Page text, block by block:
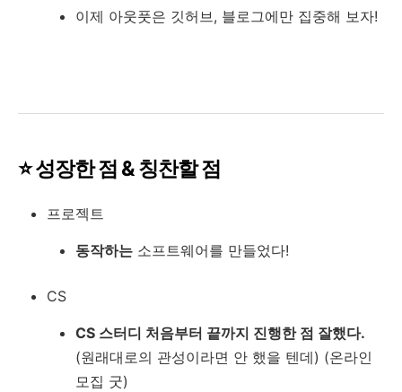
이제 아웃풋은 깃허브, 블로그에만 집중해 보자!
⭐️ 성장한 점 & 칭찬할 점
프로젝트
동작하는 소프트웨어를 만들었다!
CS
CS 스터디 처음부터 끝까지 진행한 점 잘했다.
(원래대로의 관성이라면 안 했을 텐데) (온라인
모집 굿)